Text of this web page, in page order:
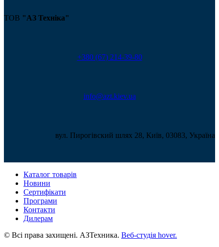
ТОВ "АЗ Техніка"
+380 (67) 214-39-80
info@azt.kiev.ua
вул. Пирогівский шлях 28, Київ, 03083, Україна
Каталог товарів
Новини
Сертифікати
Програми
Контакти
Дилерам
© Всі права захищені. АЗТехника. Веб-студія hover.